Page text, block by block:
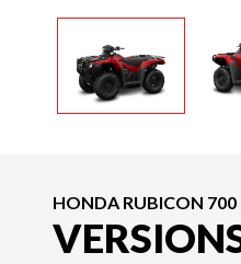
HONDA RUBICON 700